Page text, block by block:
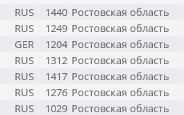
RUS 1440 Ростовская область
RUS 1249 Ростовская область
GER 1204 Ростовская область
RUS 1312 Ростовская область
RUS 1417 Ростовская область
RUS 1276 Ростовская область
RUS 1029 Ростовская область